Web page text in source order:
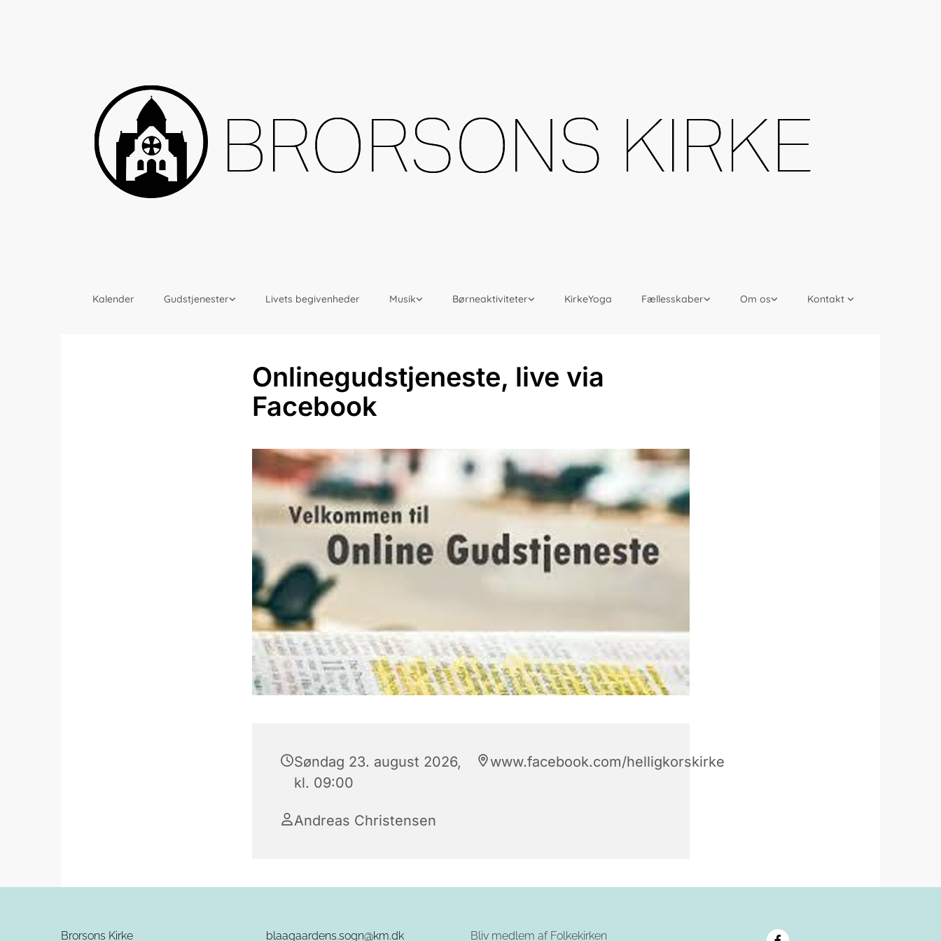
Kalender Gudstjenester Livets begivenheder Musik Børneaktiviteter KirkeYoga Fællesskaber Om os Kontakt
Onlinegudstjeneste, live via
Facebook
Søndag 23. august 2026,
kl. 09:00
www.facebook.com/helligkorskirke
Andreas Christensen
Brorsons Kirke blaagaardens.sogn@km.dk Bliv medlem af Folkekirken